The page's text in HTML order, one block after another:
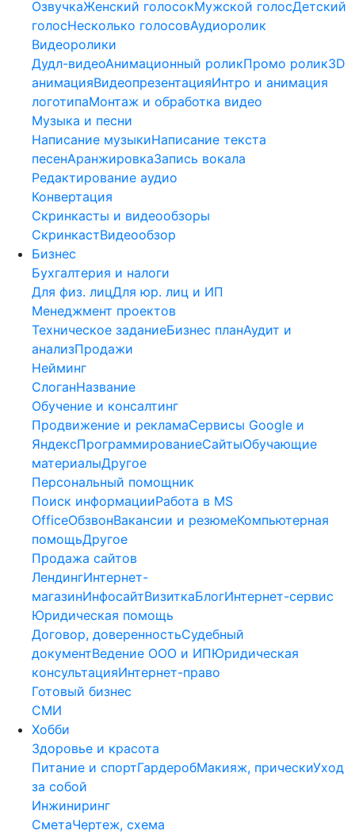
ОзвучкаЖенский голосокМужской голосДетский
голосНесколько голосовАудиоролик
Видеоролики
Дудл-видеоАнимационный роликПромо ролик3D
анимацияВидеопрезентацияИнтро и анимация
логотипаМонтаж и обработка видео
Музыка и песни
Написание музыкиНаписание текста
песенАранжировкаЗапись вокала
Редактирование аудио
Конвертация
Скринкасты и видеообзоры
СкринкастВидеообзор
Бизнес
Бухгалтерия и налоги
Для физ. лицДля юр. лиц и ИП
Менеджмент проектов
Техническое заданиеБизнес планАудит и
анализПродажи
Нейминг
СлоганНазвание
Обучение и консалтинг
Продвижение и рекламаСервисы Google и
ЯндексПрограммированиеСайтыОбучающие
материалыДругое
Персональный помощник
Поиск информацииРабота в MS
OfficeОбзвонВакансии и резюмеКомпьютерная
помощьДругое
Продажа сайтов
ЛендингИнтернет-
магазинИнфосайтВизиткаБлогИнтернет-сервис
Юридическая помощь
Договор, доверенностьСудебный
документВедение ООО и ИПЮридическая
консультацияИнтернет-право
Готовый бизнес
СМИ
Хобби
Здоровье и красота
Питание и спортГардеробМакияж, прическиУход
за собой
Инжиниринг
СметаЧертеж, схема